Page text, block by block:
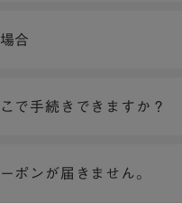
合
で手続きできますか？
ポンが届きません。